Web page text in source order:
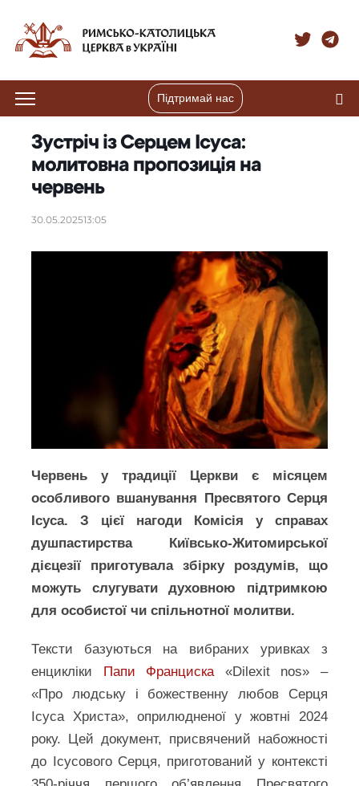
Підтримай нас
Зустріч із Серцем Ісуса:
молитовна пропозиція на
червень
30.05.202513:05
Червень у традиції Церкви є місяцем
особливого вшанування Пресвятого Серця
Ісуса. З цієї нагоди Комісія у справах
душпастирства Київсько-Житомирської
дієцезії приготувала збірку роздумів, що
можуть слугувати духовною підтримкою
для особистої чи спільнотної молитви.
Тексти базуються на вибраних уривках з
енцикліки Папи Франциска«Dilexit nos» –
«Про людську і божественну любов Серця
Ісуса Христа», оприлюдненої у жовтні 2024
року. Цей документ, присвячений набожності
до Ісусового Серця, приготований у контексті